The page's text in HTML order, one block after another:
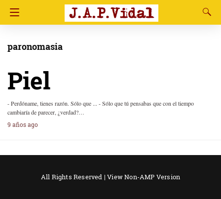
paronomasia
Piel
- Perdóname, tienes razón. Sólo que ... - Sólo que tú pensabas que con el tiempo
cambiaría de parecer, ¿verdad?…
9 años ago
All Rights Reserved |View Non-AMP Version